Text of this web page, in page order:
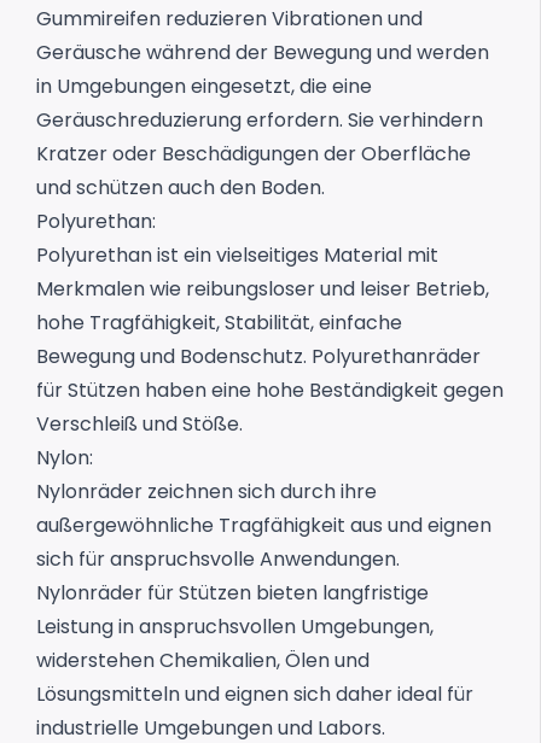
Gummireifen reduzieren Vibrationen und
Geräusche während der Bewegung und werden
in Umgebungen eingesetzt, die eine
Geräuschreduzierung erfordern. Sie verhindern
Kratzer oder Beschädigungen der Oberfläche
und schützen auch den Boden.
Polyurethan:
Polyurethan ist ein vielseitiges Material mit
Merkmalen wie reibungsloser und leiser Betrieb,
hohe Tragfähigkeit, Stabilität, einfache
Bewegung und Bodenschutz. Polyurethanräder
für Stützen haben eine hohe Beständigkeit gegen
Verschleiß und Stöße.
Nylon:
Nylonräder zeichnen sich durch ihre
außergewöhnliche Tragfähigkeit aus und eignen
sich für anspruchsvolle Anwendungen.
Nylonräder für Stützen bieten langfristige
Leistung in anspruchsvollen Umgebungen,
widerstehen Chemikalien, Ölen und
Lösungsmitteln und eignen sich daher ideal für
industrielle Umgebungen und Labors.